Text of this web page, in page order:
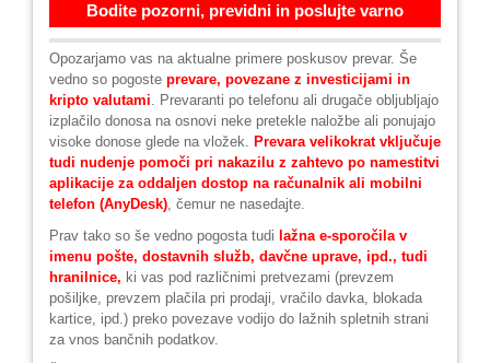
Bodite pozorni, previdni in poslujte varno
Opozarjamo vas na aktualne primere poskusov prevar. Še
vedno so pogoste prevare, povezane z investicijami in
kripto valutami. Prevaranti po telefonu ali drugače obljubljajo
izplačilo donosa na osnovi neke pretekle naložbe ali ponujajo
visoke donose glede na vložek. Prevara velikokrat vključuje
tudi nudenje pomoči pri nakazilu z zahtevo po namestitvi
aplikacije za oddaljen dostop na računalnik ali mobilni
telefon (AnyDesk), čemur ne nasedajte.
Prav tako so še vedno pogosta tudi lažna e-sporočila v
imenu pošte, dostavnih služb, davčne uprave, ipd., tudi
hranilnice, ki vas pod različnimi pretvezami (prevzem
pošiljke, prevzem plačila pri prodaji, vračilo davka, blokada
kartice, ipd.) preko povezave vodijo do lažnih spletnih strani
za vnos bančnih podatkov.